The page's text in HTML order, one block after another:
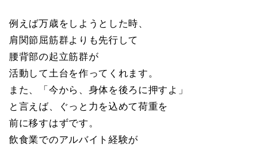
例えば万歳をしようとした時、
肩関節屈筋群よりも先行して
腰背部の起立筋群が
活動して土台を作ってくれます。
また、「今から、身体を後ろに押すよ」
と言えば、ぐっと力を込めて荷重を
前に移すはずです。
飲食業でのアルバイト経験が